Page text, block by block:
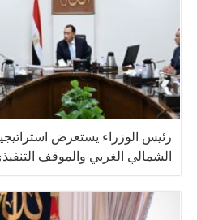
رئيس الوزراء يستعرض
الشمالي الغربي والموقف